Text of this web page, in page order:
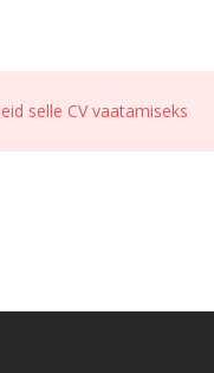
selle CV vaatamiseks